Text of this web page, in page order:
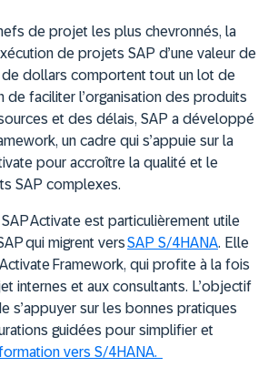
de projet les plus chevronnés, la
de projets SAP d’une valeur de
dollars comportent tout un lot de
de faciliter l’organisation des produits
et des délais, SAP a développé
un cadre qui s’appuie sur la
pour accroître la qualité et le
SAP complexes.
Activate est particulièrement utile
qui migrent versSAP S/4HANA. Elle
Framework, qui profite à la fois
internes et aux consultants. L’objectif
s’appuyer sur les bonnes pratiques
guidées pour simplifier et
vers S/4HANA.